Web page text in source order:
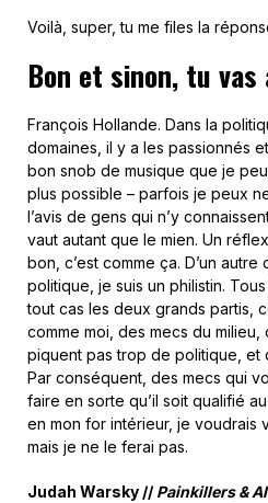
Voilà, super, tu me files la
Bon et sinon, tu
François Hollande. Dans la
domaines, il y a les passionnés
bon snob de musique que je
plus possible – parfois je peux
l’avis de gens qui n’y
vaut autant que le mien. Un
bon, c’est comme ça. D’un autre
politique, je suis un philistin.
tout cas les deux grands partis,
comme moi, des mecs du milieu,
piquent pas trop de politique, et
Par conséquent, des mecs qui
faire en sorte qu’il soit qualifié
en mon for intérieur, je voudrais
mais je ne le ferai pas.
Judah Warsky // Painkillers &